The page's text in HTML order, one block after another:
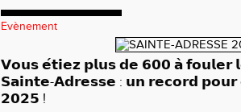
Evènement
𝗩𝗼𝘂𝘀 𝗲́𝘁𝗶𝗲𝘇 𝗽𝗹𝘂𝘀 𝗱𝗲 𝟲𝟬𝟬 𝗮̀ 𝗳𝗼𝘂𝗹𝗲𝗿
𝗦𝗮𝗶𝗻𝘁𝗲-𝗔𝗱𝗿𝗲𝘀𝘀𝗲 : 𝘂𝗻 𝗿𝗲𝗰𝗼𝗿𝗱 𝗽𝗼𝘂𝗿
𝟮𝟬𝟮𝟱 !